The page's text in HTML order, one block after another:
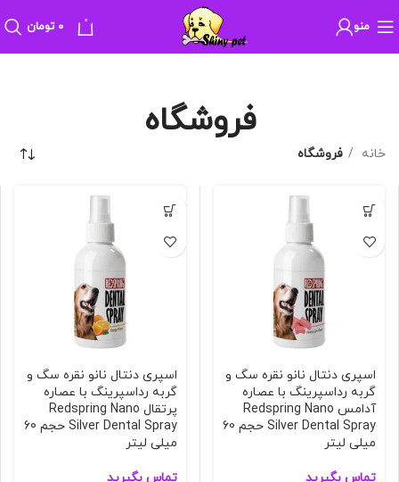
منو 0 ۰ تومان
فروشگاه
خانه فروشگاه
اسپری دنتال نانو نقره سگ و
گربه رداسپرینگ با عصاره
آدامس Redspring Nano
Silver Dental Spray حجم 60
میلی لیتر
تماس بگیرید
اسپری دنتال نانو نقره سگ و
گربه رداسپرینگ با عصاره
پرتقال Redspring Nano
Silver Dental Spray حجم 60
میلی لیتر
تماس بگیرید